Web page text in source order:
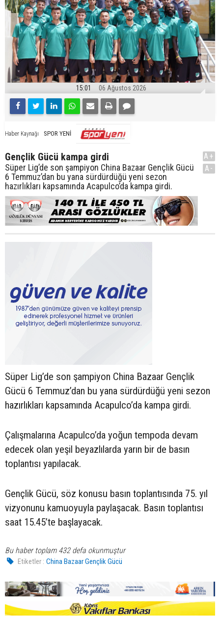
15:01 06 Ağustos 2026
Haber Kaynağı SPOR YENİ
Gençlik Gücü kampa girdi
Süper Lig’de son şampiyon China Bazaar Gençlik Gücü
6 Temmuz’dan bu yana sürdürdüğü yeni sezon
hazırlıkları kapsamında Acapulco’da kampa girdi.
A+
A-
Süper Lig’de son şampiyon China Bazaar Gençlik
Gücü 6 Temmuz’dan bu yana sürdürdüğü yeni sezon
hazırlıkları kapsamında Acapulco’da kampa girdi.
Çalışmalarına Acapulco’da yoğun tempoda devam
edecek olan yeşil beyazlılarda yarın bir de basın
toplantısı yapılacak.
Gençlik Gücü, söz konusu basın toplantısında 75. yıl
vizyonunu kamuoyuyla paylaşacak. Basın toplantısı
saat 15.45’te başlayacak.
Bu haber toplam 432 defa okunmuştur
Etiketler : China Bazaar Gençlik Gücü